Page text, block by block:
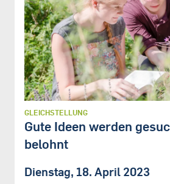
GLEICHSTELLUNG
Gute Ideen werden
belohnt
Dienstag, 18. April 2023